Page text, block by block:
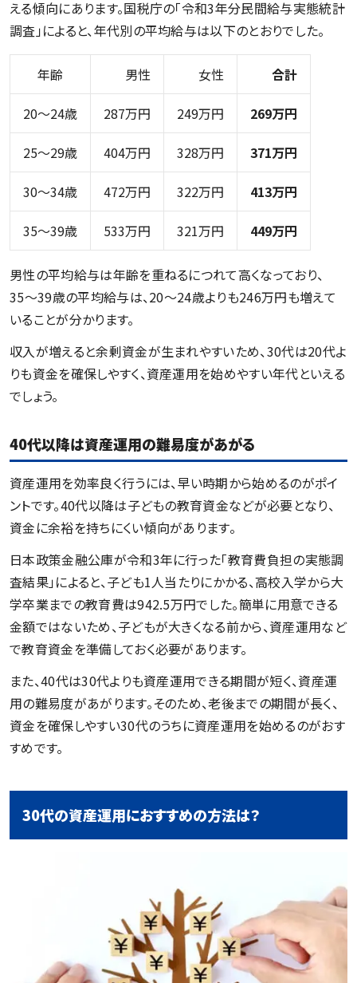
える傾向にあります。国税庁の「令和3年分民間給与実態統計
調査」によると、年代別の平均給与は以下のとおりでした。
年齢 男性 女性 合計
20〜24歳 287万円 249万円 269万円
25〜29歳 404万円 328万円 371万円
30〜34歳 472万円 322万円 413万円
35〜39歳 533万円 321万円 449万円
男性の平均給与は年齢を重ねるにつれて高くなっており、
35〜39歳の平均給与は、20〜24歳よりも246万円も増えて
いることが分かります。
収入が増えると余剰資金が生まれやすいため、30代は20代よ
りも資金を確保しやすく、資産運用を始めやすい年代といえる
でしょう。
40代以降は資産運用の難易度があがる
資産運用を効率良く行うには、早い時期から始めるのがポイ
ントです。40代以降は子どもの教育資金などが必要となり、
資金に余裕を持ちにくい傾向があります。
日本政策金融公庫が令和3年に行った「教育費負担の実態調
査結果」によると、子ども1人当たりにかかる、高校入学から大
学卒業までの教育費は942.5万円でした。簡単に用意できる
金額ではないため、子どもが大きくなる前から、資産運用など
で教育資金を準備しておく必要があります。
また、40代は30代よりも資産運用できる期間が短く、資産運
用の難易度があがります。そのため、老後までの期間が長く、
資金を確保しやすい30代のうちに資産運用を始めるのがおす
すめです。
30代の資産運用におすすめの方法は？